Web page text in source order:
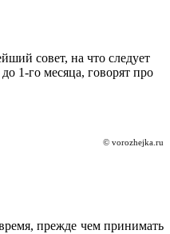
совет, на что следует
1-го месяца, говорят про
© vorozhejka.ru
прежде чем принимать